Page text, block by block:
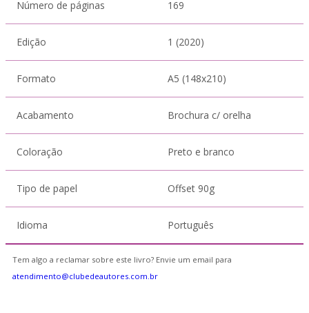
Número de páginas 169
Edição 1 (2020)
Formato A5 (148x210)
Acabamento Brochura c/ orelha
Coloração Preto e branco
Tipo de papel Offset 90g
Idioma Português
Tem algo a reclamar sobre este livro? Envie um email para
atendimento@clubedeautores.com.br